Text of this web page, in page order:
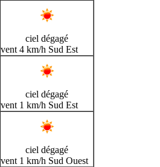
ciel dégagé
vent 4 km/h Sud Est
ciel dégagé
vent 1 km/h Sud Est
ciel dégagé
vent 1 km/h Sud Ouest